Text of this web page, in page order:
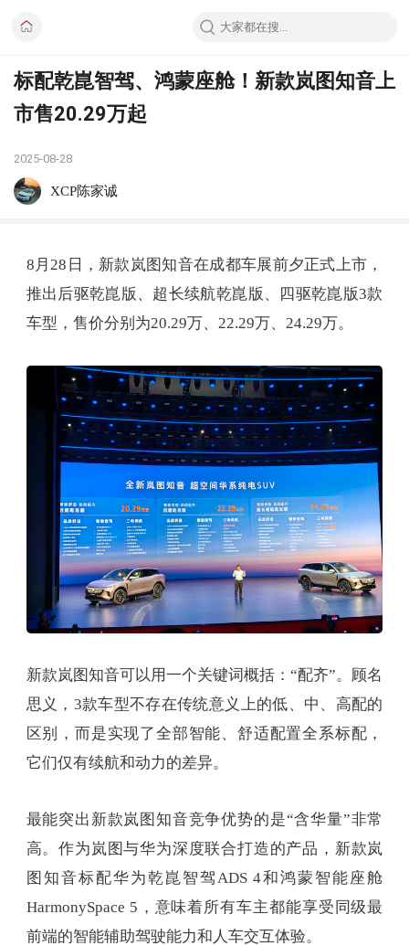
标配乾崑智驾、鸿蒙座舱！新款岚图知音上
市售20.29万起
2025-08-28
XCP陈家诚
8月28日，新款岚图知音在成都车展前夕正式上市，
推出后驱乾崑版、超长续航乾崑版、四驱乾崑版3款
车型，售价分别为20.29万、22.29万、24.29万。
新款岚图知音可以用一个关键词概括：“配齐”。顾名
思义，3款车型不存在传统意义上的低、中、高配的
区别，而是实现了全部智能、舒适配置全系标配，
它们仅有续航和动力的差异。
最能突出新款岚图知音竞争优势的是“含华量”非常
高。作为岚图与华为深度联合打造的产品，新款岚
图知音标配华为乾崑智驾ADS 4和鸿蒙智能座舱
HarmonySpace 5，意味着所有车主都能享受同级最
前端的智能辅助驾驶能力和人车交互体验。